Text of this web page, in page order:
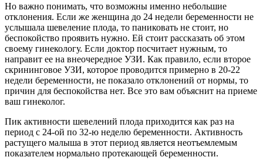
Но важно понимать, что возможны именно небольшие
отклонения. Если же женщина до 24 недели беременности не
услышала шевеление плода, то паниковать не стоит, но
беспокойство проявить нужно. Ей стоит рассказать об этом
своему гинекологу. Если доктор посчитает нужным, то
направит ее на внеочередное УЗИ. Как правило, если второе
скрининговое УЗИ, которое проводится примерно в 20-22
недели беременности, не показало отклонений от нормы, то
причин для беспокойства нет. Все это вам объяснит на приеме
ваш гинеколог.
Пик активности шевелений плода приходится как раз на
период с 24-ой по 32-ю неделю беременности. Активность
растущего малыша в этот период является неотъемлемым
показателем нормально протекающей беременности.